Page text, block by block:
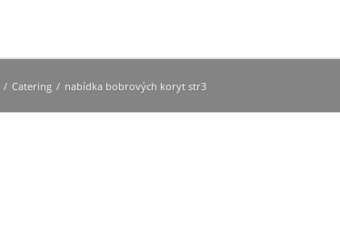
/ Catering / nabídka bobrových koryt str3